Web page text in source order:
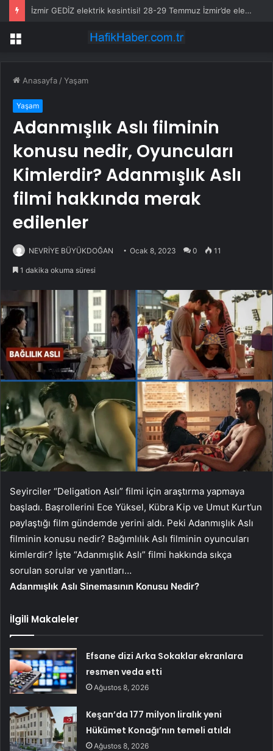
İzmir GEDİZ elektrik kesintisi! 28-29 Temmuz İzmir’de elektrik kesintisi ne zaman bitecek, elektrikler ne zaman gelecek?
Menü
Anasayfa /Yaşam
Yaşam
Adanmışlık Aslı filminin
konusu nedir, Oyuncuları
Kimlerdir? Adanmışlık Aslı
filmi hakkında merak
edilenler
NEVRİYE BÜYÜKDOĞAN Ocak 8, 2023 0 11
1 dakika okuma süresi
Seyirciler “Deligation Aslı” filmi için araştırma yapmaya
başladı. Başrollerini Ece Yüksel, Kübra Kip ve Umut Kurt’un
paylaştığı film gündemde yerini aldı. Peki Adanmışlık Aslı
filminin konusu nedir? Bağımlılık Aslı filminin oyuncuları
kimlerdir? İşte “Adanmışlık Aslı” filmi hakkında sıkça
sorulan sorular ve yanıtları…
Adanmışlık Aslı Sinemasının Konusu Nedir?
İlgili Makaleler
Efsane dizi Arka Sokaklar ekranlara
resmen veda etti
Ağustos 8, 2026
Keşan’da 177 milyon liralık yeni
Hükümet Konağı’nın temeli atıldı
Ağustos 8, 2026